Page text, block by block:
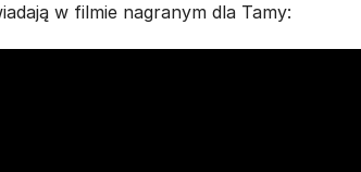
w filmie nagranym dla Tamy: